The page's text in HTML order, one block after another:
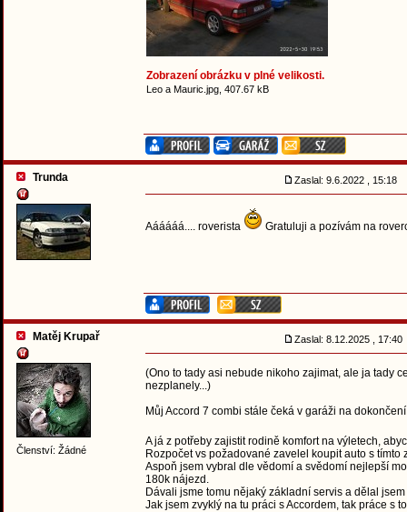
Zobrazení obrázku v plné velikosti.
Leo a Mauric.jpg, 407.67 kB
Trunda Zaslal: 9.6.2022 , 15:18
Aááááá.... roverista Gratuluji a pozívám na
Matěj Krupař
Členství: Žádné
Zaslal: 8.12.2025 , 17:40
(Ono to tady asi nebude nikoho zajimat, ale ja tady
nezplanely...)
Můj Accord 7 combi stále čeká v garáži na
A já z potřeby zajistit rodině komfort na výletech,
Rozpočet vs požadované zavelel koupit auto s tímto
Aspoň jsem vybral dle vědomí a svědomí nejlepší
180k nájezd.
Dávali jsme tomu nějaký základní servis a dělal
Jak jsem zvyklý na tu práci s Accordem, tak práce s